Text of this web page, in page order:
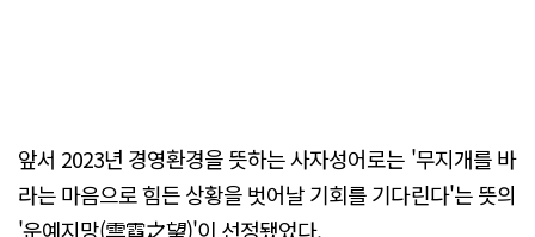
앞서 2023년 경영환경을 뜻하는 사자성어로는 '무지개를 바
라는 마음으로 힘든 상황을 벗어날 기회를 기다린다'는 뜻의
'운예지망(雲霓之望)'이 선정됐었다.